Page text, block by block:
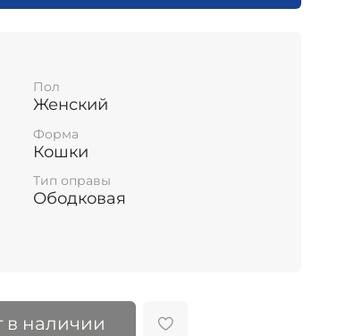
Пол
Женский
Форма
Кошки
Тип оправы
Ободковая
в наличии